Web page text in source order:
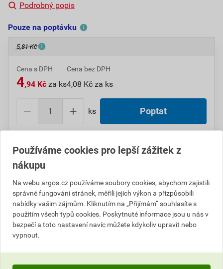
Podrobný popis
Pouze na poptávku
5,81 Kč
Cena s DPH
4,94 Kč za ks
Cena bez DPH
4,08 Kč za ks
ks Poptat
DPH).
Výrobky značky:SEZ
Popis
SEZ 7613-11/04/100 Kabelové oko lisovací s
Používáme cookies pro lepší zážitek z
nákupu
Na webu argos.cz používáme soubory cookies, abychom zajistili
správné fungování stránek, měřili jejich výkon a přizpůsobili
nabídky vašim zájmům. Kliknutím na „Přijímám“ souhlasíte s
použitím všech typů cookies. Poskytnuté informace jsou u nás v
bezpečí a toto nastavení navíc můžete kdykoliv upravit nebo
vypnout.